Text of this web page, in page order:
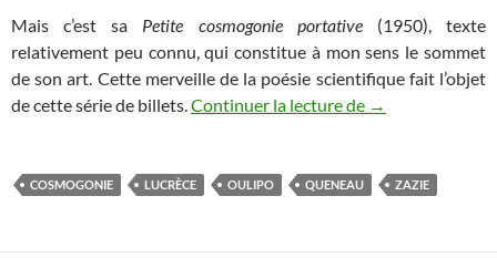
Mais c’est sa Petite cosmogonie portative(1950), texte
relativement peu connu, qui constitue à mon sens le sommet
de son art. Cette merveille de la poésie scientifique fait l’objet
de cette série de billets.Continuer la lecture de Zazie dans le
→
COSMOGONIE LUCRÈCE OULIPO QUENEAU ZAZIE